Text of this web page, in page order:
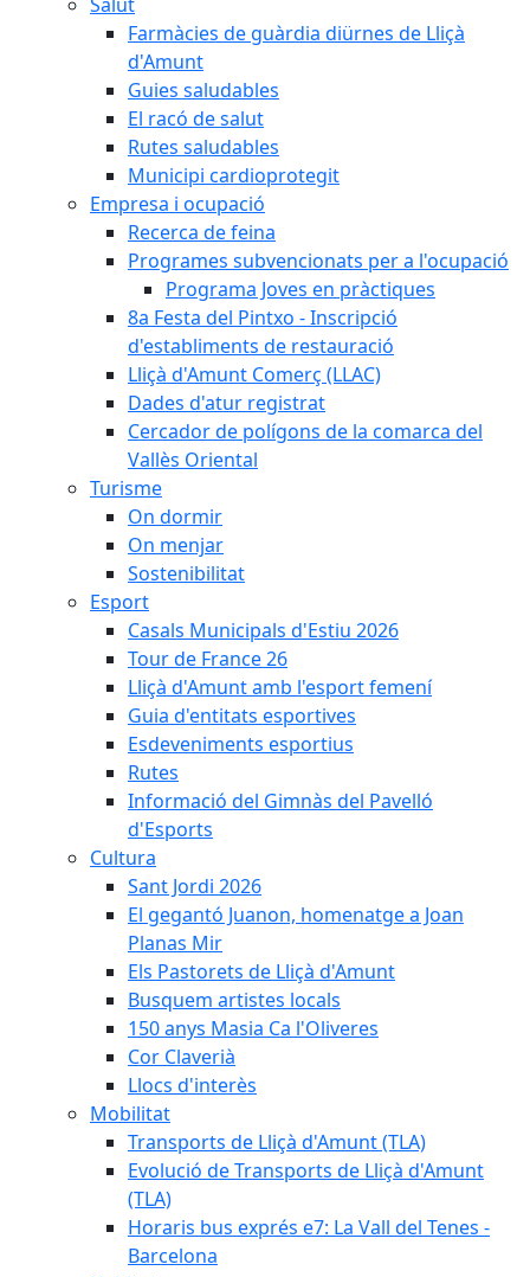
Farmàcies de guàrdia diürnes de Lliçà
d'Amunt
Guies saludables
El racó de salut
Rutes saludables
Municipi cardioprotegit
Empresa i ocupació
Recerca de feina
Programes subvencionats per a l'ocupació
Programa Joves en pràctiques
8a Festa del Pintxo - Inscripció
d'establiments de restauració
Lliçà d'Amunt Comerç (LLAC)
Dades d'atur registrat
Cercador de polígons de la comarca del
Vallès Oriental
Turisme
On dormir
On menjar
Sostenibilitat
Esport
Casals Municipals d'Estiu 2026
Tour de France 26
Lliçà d'Amunt amb l'esport femení
Guia d'entitats esportives
Esdeveniments esportius
Rutes
Informació del Gimnàs del Pavelló
d'Esports
Cultura
Sant Jordi 2026
El gegantó Juanon, homenatge a Joan
Planas Mir
Els Pastorets de Lliçà d'Amunt
Busquem artistes locals
150 anys Masia Ca l'Oliveres
Cor Claverià
Llocs d'interès
Mobilitat
Transports de Lliçà d'Amunt (TLA)
Evolució de Transports de Lliçà d'Amunt
(TLA)
Horaris bus exprés e7: La Vall del Tenes -
Barcelona